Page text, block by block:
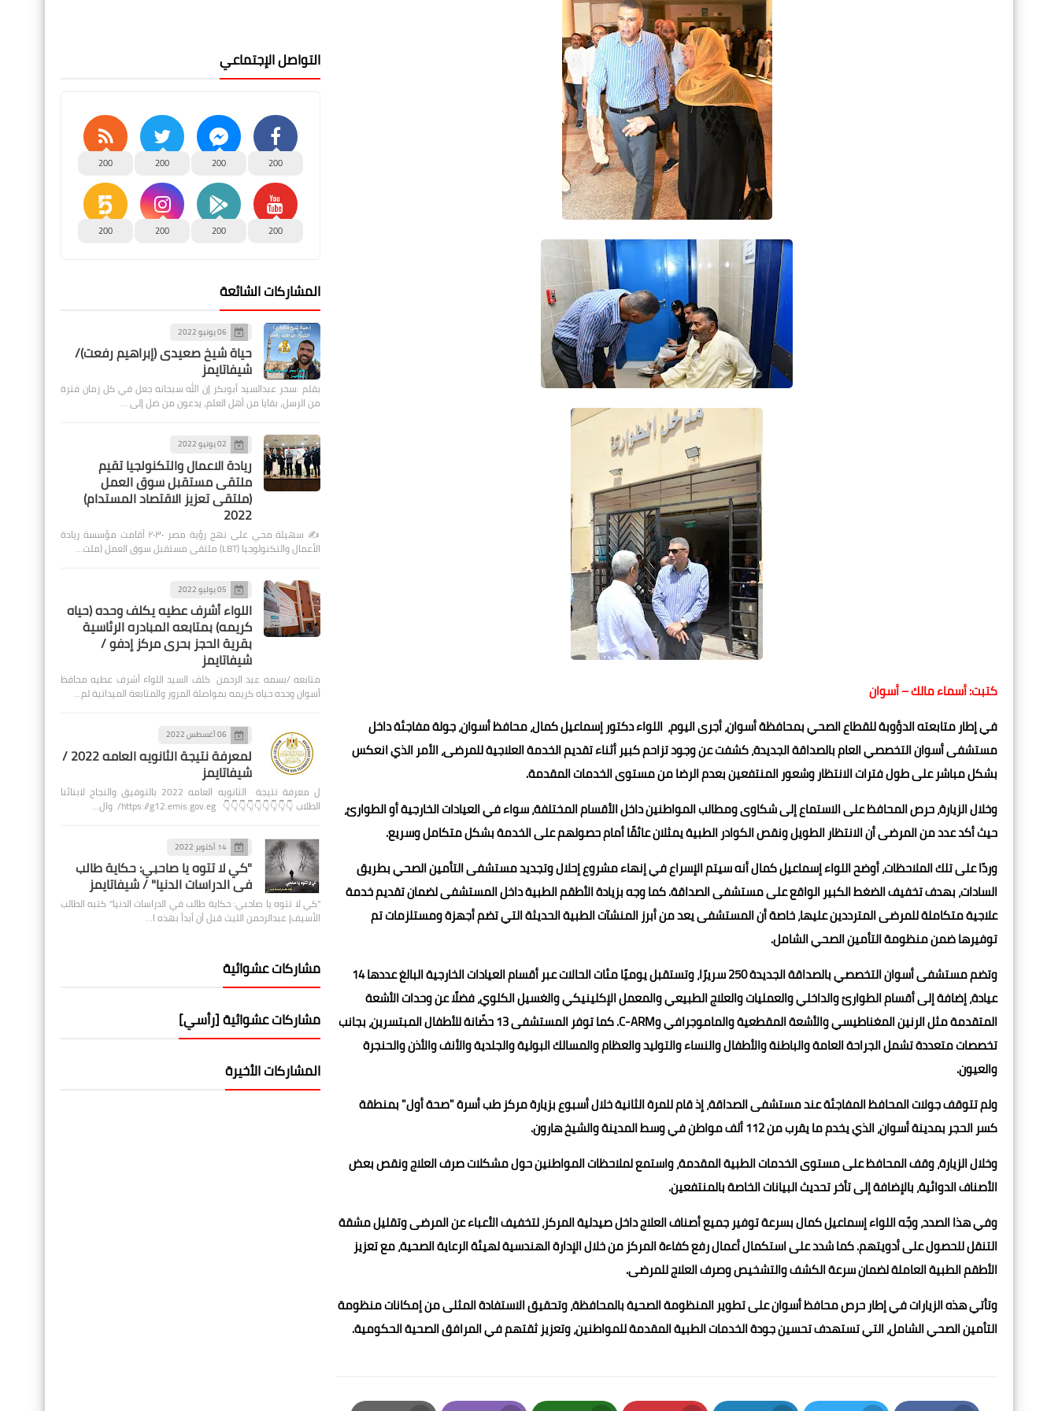
كتبت: أسماء مالك – أسوان
في إطار متابعته الدؤوبة للقطاع الصحي بمحافظة أسوان، أجرى اليوم، اللواء دكتور إسماعيل كمال، محافظ أسوان، جولة مفاجئة داخل
مستشفى أسوان التخصصي العام بالصداقة الجديدة، كشفت عن وجود تزاحم كبير أثناء تقديم الخدمة العلاجية للمرضى، الأمر الذي انعكس
بشكل مباشر على طول فترات الانتظار وشعور المنتفعين بعدم الرضا من مستوى الخدمات المقدمة.
وخلال الزيارة، حرص المحافظ على الاستماع إلى شكاوى ومطالب المواطنين داخل الأقسام المختلفة، سواء في العيادات الخارجية أو الطوارئ،
حيث أكد عدد من المرضى أن الانتظار الطويل ونقص الكوادر الطبية يمثلان عائقًا أمام حصولهم على الخدمة بشكل متكامل وسريع.
وردًا على تلك الملاحظات، أوضح اللواء إسماعيل كمال أنه سيتم الإسراع في إنهاء مشروع إحلال وتجديد مستشفى التأمين الصحي بطريق
السادات، بهدف تخفيف الضغط الكبير الواقع على مستشفى الصداقة. كما وجه بزيادة الأطقم الطبية داخل المستشفى لضمان تقديم خدمة
علاجية متكاملة للمرضى المترددين عليها، خاصة أن المستشفى يعد من أبرز المنشآت الطبية الحديثة التي تضم أجهزة ومستلزمات تم
توفيرها ضمن منظومة التأمين الصحي الشامل.
وتضم مستشفى أسوان التخصصي بالصداقة الجديدة 250 سريرًا، وتستقبل يوميًا مئات الحالات عبر أقسام العيادات الخارجية البالغ عددها 14
عيادة، إضافة إلى أقسام الطوارئ والداخلي والعمليات والعلاج الطبيعي والمعمل الإكلينيكي والغسيل الكلوي، فضلًا عن وحدات الأشعة
المتقدمة مثل الرنين المغناطيسي والأشعة المقطعية والماموجرافي وC-ARM. كما توفر المستشفى 13 حضّانة للأطفال المبتسرين، بجانب
تخصصات متعددة تشمل الجراحة العامة والباطنة والأطفال والنساء والتوليد والعظام والمسالك البولية والجلدية والأنف والأذن والحنجرة
والعيون.
ولم تتوقف جولات المحافظ المفاجئة عند مستشفى الصداقة، إذ قام للمرة الثانية خلال أسبوع بزيارة مركز طب أسرة "صحة أول" بمنطقة
كسر الحجر بمدينة أسوان، الذي يخدم ما يقرب من 112 ألف مواطن في وسط المدينة والشيخ هارون.
وخلال الزيارة، وقف المحافظ على مستوى الخدمات الطبية المقدمة، واستمع لملاحظات المواطنين حول مشكلات صرف العلاج ونقص بعض
الأصناف الدوائية، بالإضافة إلى تأخر تحديث البيانات الخاصة بالمنتفعين.
وفي هذا الصدد، وجّه اللواء إسماعيل كمال بسرعة توفير جميع أصناف العلاج داخل صيدلية المركز، لتخفيف الأعباء عن المرضى وتقليل مشقة
التنقل للحصول على أدويتهم. كما شدد على استكمال أعمال رفع كفاءة المركز من خلال الإدارة الهندسية لهيئة الرعاية الصحية، مع تعزيز
الأطقم الطبية العاملة لضمان سرعة الكشف والتشخيص وصرف العلاج للمرضى.
وتأتي هذه الزيارات في إطار حرص محافظ أسوان على تطوير المنظومة الصحية بالمحافظة، وتحقيق الاستفادة المثلى من إمكانات منظومة
التأمين الصحي الشامل، التي تستهدف تحسين جودة الخدمات الطبية المقدمة للمواطنين، وتعزيز ثقتهم في المرافق الصحية الحكومية.
التواصل الإجتماعي
200
200
200
200
200
200
200
200
المشاركات الشائعة
06 يونيو 2022
حياة شيخ صعيدى (إبراهيم رفعت)/
شيفاتايمز
بقلم :سحر عبدالسيد أبوبكر إن الله سبحانه جعل في كل زمان فترة
من الرسل، بقايا من أهل العلم، يدعون من ضل إلى …
02 يونيو 2022
ريادة الاعمال والتكنولجيا تقيم
ملتقى مستقبل سوق العمل
(ملتقى تعزيز الاقتصاد المستدام)
2022
✍️ سهيلة محي على نهج رؤية مصر ٢٠٣٠ أقامت مؤسسة ريادة
الأعمال والتكنولوجيا (LBT) ملتقى مستقبل سوق العمل (ملت…
05 يوليو 2022
اللواء أشرف عطيه يكلف وحده (حياه
كريمه) بمتابعه المبادره الرئاسية
بقرية الحجز بحرى مركز إدفو /
شيفاتايمز
متابعه /بسمه عبد الرحمن كلف السيد اللواء أشرف عطيه محافظ
أسوان وحده حياه كريمه بمواصلة المرور والمتابعة الميدانية لم…
06 أغسطس 2022
لمعرفة نتيجة الثانويه العامه 2022 /
شيفاتايمز
ل معرفة نتيجة الثانويه العامه 2022 بالتوفيق والنجاح لابنائنا
الطلاب 👇👇👇👇👇👇👇👇👇 https://g12.emis.gov.eg/ وال…
14 أكتوبر 2022
"كي لا تتوه يا صاحبي: حكاية طالب
في الدراسات الدنيا" / شيفاتايمز
"كي لا تتوه يا صاحبي: حكاية طالب في الدراسات الدنيا" كتبه الطالب
الأسيف| عبدالرحمن الليث قبل أن أبدأ بهذه ا…
مشاركات عشوائية
مشاركات عشوائية [رأسي]
المشاركات الأخيرة